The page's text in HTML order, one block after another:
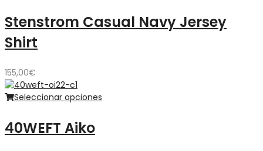
Stenstrom Casual Navy Jersey
Shirt
155,00€
Seleccionar opciones
40WEFT Aiko